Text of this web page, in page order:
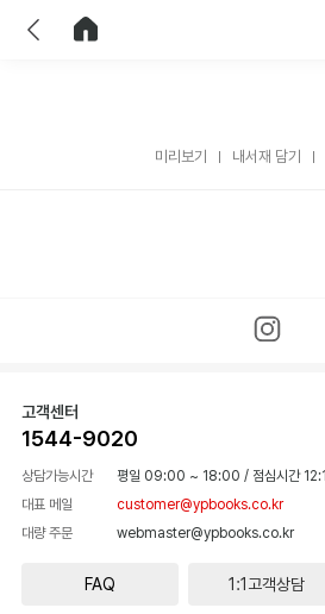
미리보기 내서재 담기
고객센터
1544-9020
상담가능시간 평일 09:00 ~ 18:00 / 점심시간
대표 메일
customer@ypbooks.co.kr
대량 주문
webmaster@ypbooks.co.kr
FAQ 1:1고객상담